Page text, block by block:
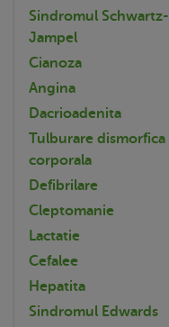
Sindromul Schwartz-
Jampel
Cianoza
Angina
Dacrioadenita
Tulburare dismorfica
corporala
Defibrilare
Cleptomanie
Lactatie
Cefalee
Hepatita
Sindromul Edwards